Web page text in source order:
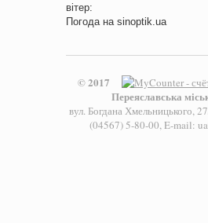
вітер:
Погода на sinoptik.ua
© 2017
Переяславська
вул. Богдана Хмельницького,
(04567) 5-80-00, E-mail: